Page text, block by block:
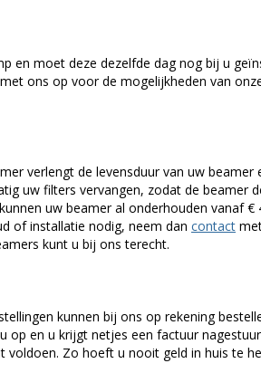
en moet deze dezelfde dag nog bij u
met ons op voor de mogelijkheden van
verlengt de levensduur van uw beamer
uw filters vervangen, zodat de beamer
uw beamer al onderhouden vanaf €
of installatie nodig, neem dan contact
kunt u bij ons terecht.
kunnen bij ons op rekening
op en u krijgt netjes een factuur
voldoen. Zo hoeft u nooit geld in huis te